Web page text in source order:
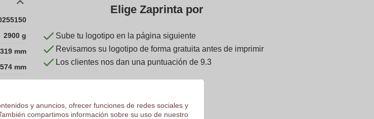
2900 g
mm
574 mm
2900.0
Elige Zaprinta por
Sube tu logotipo en la página siguiente
Revisamos su logotipo de forma gratuita antes de imprimir
Los clientes nos dan una puntuación de 9.3
y anuncios, ofrecer funciones de redes sociales y
compartimos información sobre su uso de nuestro